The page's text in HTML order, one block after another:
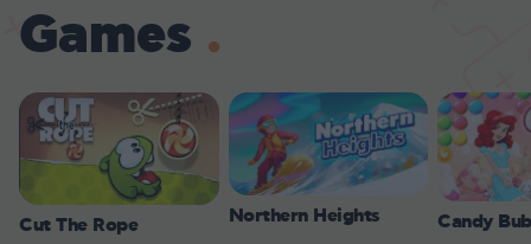
Games
Cut The Rope Northern Heights Candy